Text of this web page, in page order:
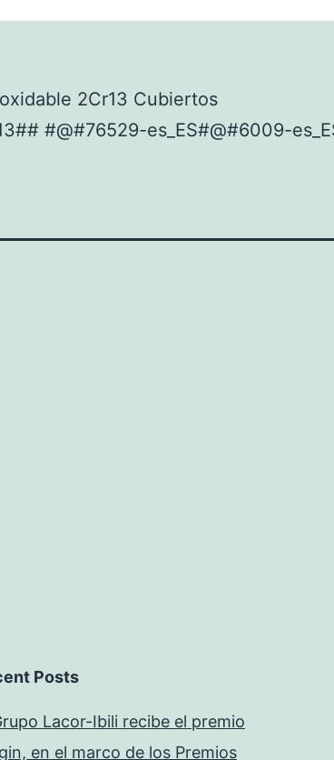
2Cr13 Cubiertos
#@#76529-es_ES#@#6009-
Posts
Lacor-Ibili recibe el premio
en el marco de los Premios